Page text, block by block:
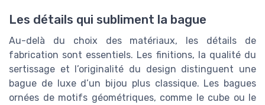
Les détails qui subliment la bague
Au-delà du choix des matériaux, les détails de
fabrication sont essentiels. Les finitions, la qualité du
sertissage et l’originalité du design distinguent une
bague de luxe d’un bijou plus classique. Les bagues
ornées de motifs géométriques, comme le cube ou le